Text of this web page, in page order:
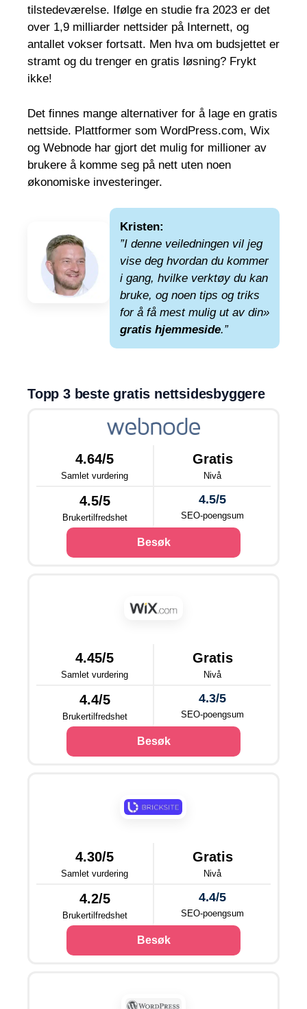
tilstedeværelse. Ifølge en studie fra 2023 er det
over 1,9 milliarder nettsider på Internett, og
antallet vokser fortsatt. Men hva om budsjettet er
stramt og du trenger en gratis løsning? Frykt
ikke!
Det finnes mange alternativer for å lage en gratis
nettside. Plattformer som WordPress.com, Wix
og Webnode har gjort det mulig for millioner av
brukere å komme seg på nett uten noen
økonomiske investeringer.
Kristen:
”I denne veiledningen vil jeg
vise deg hvordan du kommer
i gang, hvilke verktøy du kan
bruke, og noen tips og triks
for å få mest mulig ut av din»
gratis hjemmeside.”
Topp 3 beste gratis nettsidesbyggere
4.64/5
Samlet vurdering
Gratis
Nivå
4.5/5
Brukertilfredshet
4.5/5
SEO-poengsum
Besøk
4.45/5
Samlet vurdering
Gratis
Nivå
4.4/5
Brukertilfredshet
4.3/5
SEO-poengsum
Besøk
4.30/5
Samlet vurdering
Gratis
Nivå
4.2/5
Brukertilfredshet
4.4/5
SEO-poengsum
Besøk